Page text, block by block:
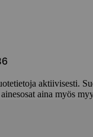
aktiivisesti.
aina myös